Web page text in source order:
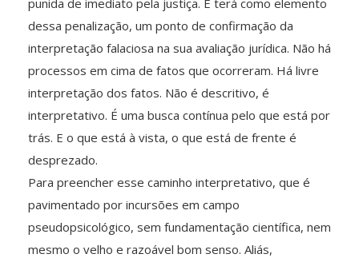
punida de imediato pela justiça. E terá como elemento
dessa penalização, um ponto de confirmação da
interpretação falaciosa na sua avaliação jurídica. Não há
processos em cima de fatos que ocorreram. Há livre
interpretação dos fatos. Não é descritivo, é
interpretativo. É uma busca contínua pelo que está por
trás. E o que está à vista, o que está de frente é
desprezado.
Para preencher esse caminho interpretativo, que é
pavimentado por incursões em campo
pseudopsicológico, sem fundamentação científica, nem
mesmo o velho e razoável bom senso. Aliás,